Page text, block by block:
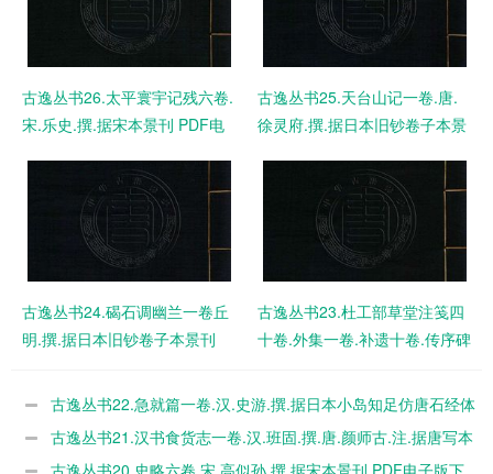
古逸丛书26.太平寰宇记残六卷.
宋.乐史.撰.据宋本景刊 PDF电
古逸丛书25.天台山记一卷.唐.
徐灵府.撰.据日本旧钞卷子本景
古逸丛书24.碣石调幽兰一卷丘
明.撰.据日本旧钞卷子本景刊
古逸丛书23.杜工部草堂注笺四
十卷.外集一卷.补遗十卷.传序碑
二卷.宋.鲁言.辑.宋.蔡梦弼.会
本景刊.补遗据高丽翻刊本景刊
古逸丛书22.急就篇一卷.汉.史游.撰.据日本小岛知足仿唐石经体
写本景刊 PDF电子版下载
古逸丛书21.汉书食货志一卷.汉.班固.撰.唐.颜师古.注.据唐写本
景刊 PDF电子版下载
古逸丛书20.史略六卷.宋.高似孙.撰.据宋本景刊 PDF电子版下